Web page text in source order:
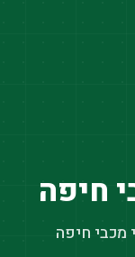
חיפה
מכבי חיפה